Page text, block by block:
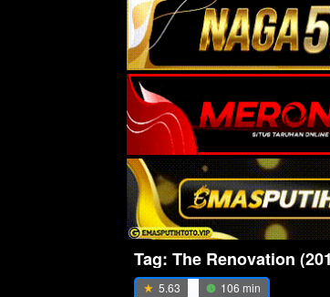
Tag: The Renovation
5.63 106 min